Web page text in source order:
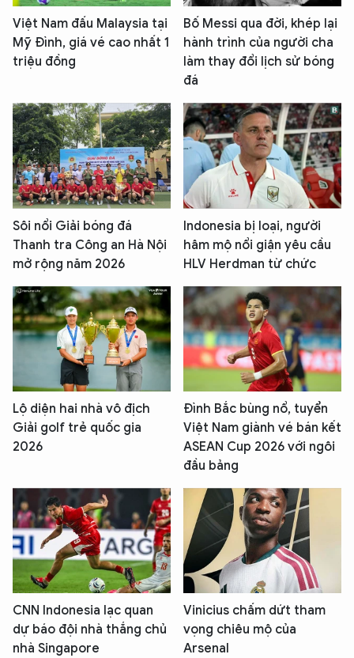
Việt Nam đấu Malaysia tại
Mỹ Đình, giá vé cao nhất 1
triệu đồng
Bố Messi qua đời, khép lại
hành trình của người cha
làm thay đổi lịch sử bóng
đá
Sôi nổi Giải bóng đá
Thanh tra Công an Hà Nội
mở rộng năm 2026
Indonesia bị loại, người
hâm mộ nổi giận yêu cầu
HLV Herdman từ chức
Lộ diện hai nhà vô địch
Giải golf trẻ quốc gia
2026
Đình Bắc bùng nổ, tuyển
Việt Nam giành vé bán kết
ASEAN Cup 2026 với ngôi
đầu bảng
CNN Indonesia lạc quan
dự báo đội nhà thắng chủ
nhà Singapore
Vinicius chấm dứt tham
vọng chiêu mộ của
Arsenal